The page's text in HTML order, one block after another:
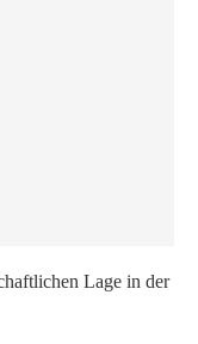
Lage in der